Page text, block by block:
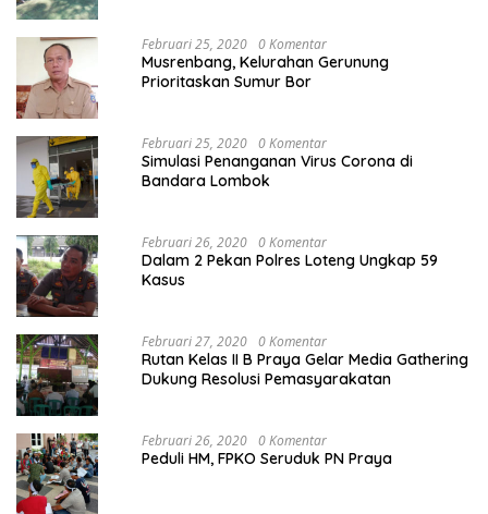
Februari 25, 2020 0 Komentar
Musrenbang, Kelurahan Gerunung
Prioritaskan Sumur Bor
Februari 25, 2020 0 Komentar
Simulasi Penanganan Virus Corona di
Bandara Lombok
Februari 26, 2020 0 Komentar
Dalam 2 Pekan Polres Loteng Ungkap 59
Kasus
Februari 27, 2020 0 Komentar
Rutan Kelas II B Praya Gelar Media Gathering
Dukung Resolusi Pemasyarakatan
Februari 26, 2020 0 Komentar
Peduli HM, FPKO Seruduk PN Praya